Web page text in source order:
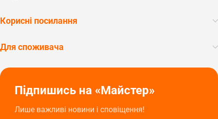
Корисні посилання
Для споживача
Підпишись на «Майстер»
Лише важливі новини і сповіщення!